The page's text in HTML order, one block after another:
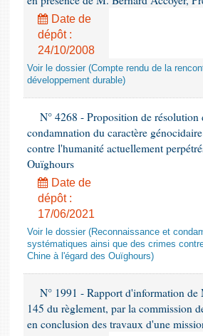
Date de
dépôt :
24/10/2008
Voir le dossier (Compte rendu de la
développement durable)
N° 4268 - Proposition de résolution
condamnation du caractère
contre l'humanité actuellement
Ouïghours
Date de
dépôt :
17/06/2021
Voir le dossier (Reconnaissance et
systématiques ainsi que des crimes
Chine à l'égard des Ouïghours)
N° 1991 - Rapport d'information de
145 du règlement, par la commission
en conclusion des travaux d'une